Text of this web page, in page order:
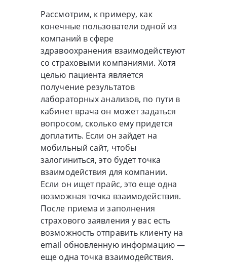
Рассмотрим, к примеру, как
конечные пользователи одной из
компаний в сфере
здравоохранения взаимодействуют
со страховыми компаниями. Хотя
целью пациента является
получение результатов
лабораторных анализов, по пути в
кабинет врача он может задаться
вопросом, сколько ему придется
доплатить. Если он зайдет на
мобильный сайт, чтобы
залогиниться, это будет точка
взаимодействия для компании.
Если он ищет прайс, это еще одна
возможная точка взаимодействия.
После приема и заполнения
страхового заявления у вас есть
возможность отправить клиенту на
email обновленную информацию —
еще одна точка взаимодействия.